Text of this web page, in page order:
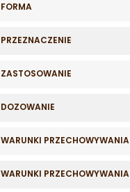
FORMA
PRZEZNACZENIE
ZASTOSOWANIE
DOZOWANIE
WARUNKI PRZECHOWYWANIA
WARUNKI PRZECHOWYWANIA